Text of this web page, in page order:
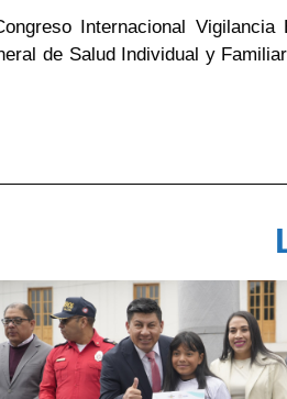
Internacional
de Salud Individual y